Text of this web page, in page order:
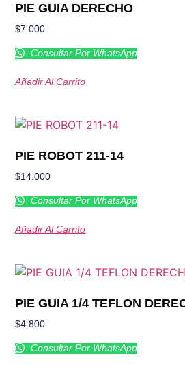
PIE GUIA DERECHO
$7.000
Consultar Por WhatsApp
Añadir Al Carrito
PIE ROBOT 211-14
$14.000
Consultar Por WhatsApp
Añadir Al Carrito
PIE GUIA 1/4 TEFLON
$4.800
Consultar Por WhatsApp